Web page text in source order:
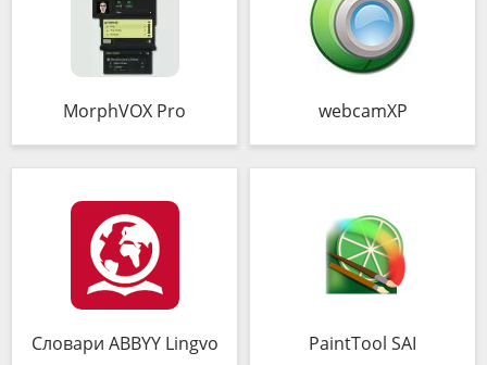
MorphVOX Pro webcamXP
Словари ABBYY Lingvo PaintTool SAI